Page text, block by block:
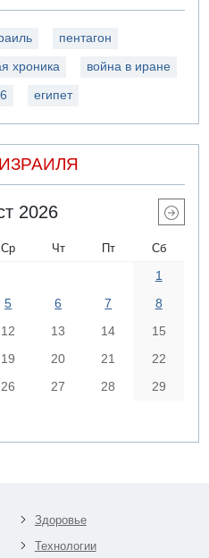
пентагон
хроника война в иране
египет
2026
Ср Чт Пт Сб
1
5 6 7
8
12 13 14
15
19 20 21
22
26 27 28
29
Здоровье
Технологии